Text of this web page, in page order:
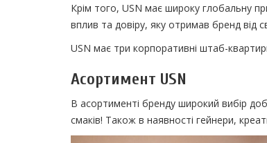
Крім того, USN має широку глобальну
вплив та довіру, яку отримав бренд від
USN має три корпоративні штаб-
Асортимент USN
В асортименті бренду широкий вибір
смаків! Також в наявності гейнери,